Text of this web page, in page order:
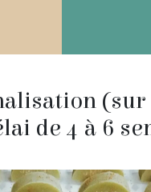
(sur
de 4 à 6